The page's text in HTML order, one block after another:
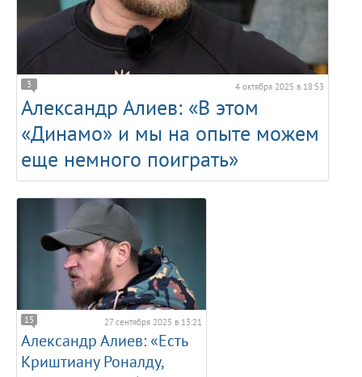
3 4 октября 2025 в 18:53
Александр Алиев: «В этом
«Динамо» и мы на опыте можем
еще немного поиграть»
15 27 сентября 2025 в 13:21
Александр Алиев: «Есть
Криштиану Роналду,